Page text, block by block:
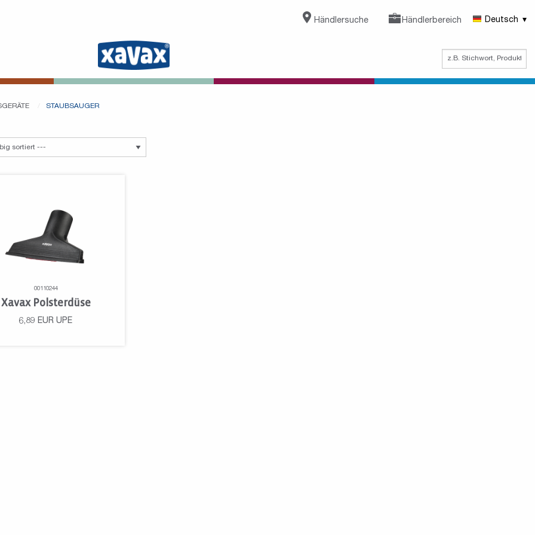
Händlersuche Händlerbereich Deutsch
STAUBSAUGER
00110244
Xavax Polsterdüse
6,89 EUR UPE